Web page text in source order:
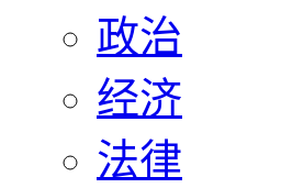
政治
经济
法律